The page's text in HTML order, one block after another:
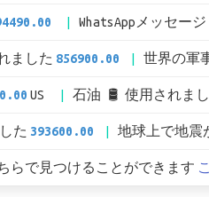
WhatsAppメッセージ
ました 856900.00 世界の軍
US 石油 🛢 使用されま
た 393600.00 地球上で地震
らで見つけることができます